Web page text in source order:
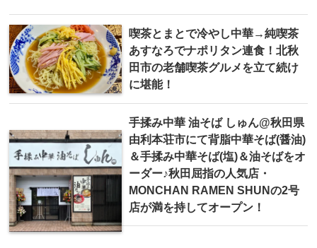
喫茶とまとで冷やし中華→純喫茶
あすなろでナポリタン連食！北秋
田市の老舗喫茶グルメを立て続け
に堪能！
手揉み中華 油そば しゅん@秋田県
由利本荘市にて背脂中華そば(醤油)
＆手揉み中華そば(塩)＆油そばをオ
ーダー♪秋田屈指の人気店・
MONCHAN RAMEN SHUNの2号
店が満を持してオープン！